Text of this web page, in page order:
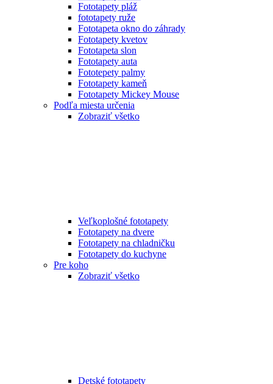
Fototapety pláž
fototapety ruže
Fototapeta okno do záhrady
Fototapety kvetov
Fototapeta slon
Fototapety auta
Fototepety palmy
Fototapety kameň
Fototapety Mickey Mouse
Podľa miesta určenia
Zobraziť všetko
Veľkoplošné fototapety
Fototapety na dvere
Fototapety na chladničku
Fototapety do kuchyne
Pre koho
Zobraziť všetko
Detské fototapety